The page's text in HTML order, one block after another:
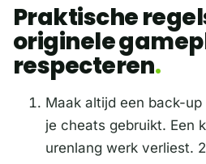
Praktische
originele
respecteren
Maak altijd een back-
je cheats gebruikt. Een
urenlang werk verliest.